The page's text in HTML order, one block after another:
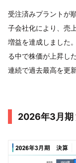
受注済みプラントが
子会社化により、売
増益を達成しました
る中で株価が上昇し
連続で過去最高を更
2026年3月期